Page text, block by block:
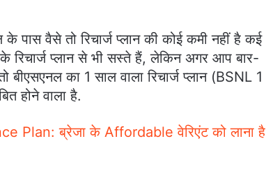
वैसे तो रिचार्ज प्लान की कोई कमी नहीं है कई
के रिचार्ज प्लान से भी सस्ते हैं, लेकिन अगर आप बार-
बीएसएनल का 1 साल वाला रिचार्ज प्लान (BSNL 1
होने वाला है.
Plan: ब्रेजा के Affordable वेरिएंट को लाना है